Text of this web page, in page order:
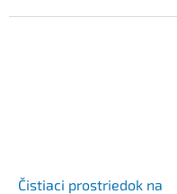
Čistiaci prostriedok na